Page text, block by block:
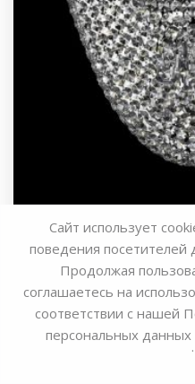
Бра 77071B/34 Ni
Запросить
Сайт использует
поведения посетителей
Продолжая
соглашаетесь на
соответствии с нашей
персональных данных
.